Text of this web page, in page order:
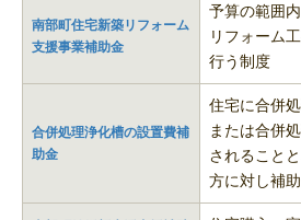
南部町住宅新築リフォーム
支援事業補助金
予算の範囲
リフォーム
行う制度
合併処理浄化槽の設置費補
助金
住宅に合併
または合併
されること
方に対し補